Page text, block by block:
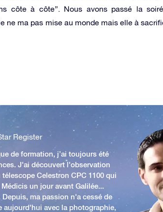
côte à côte”. Nous avons passé la
ne ma pas mise au monde mais elle à
Register
de formation, j’ai toujours été
J'ai découvert l'observation
Celestron CPC 1100 qui
un jour avant Galilée...
Depuis, ma passion n'a cessé de
aujourd'hui avec la photographie,